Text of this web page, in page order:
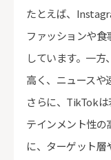
たとえば、
ファッションや
しています。一
高く、ニュースや
さらに、TikTok
テインメント性の
に、ターゲット